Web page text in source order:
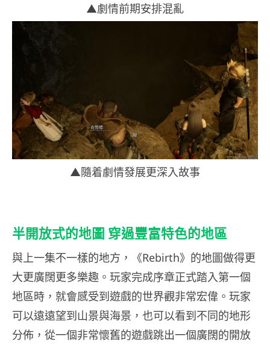
▲劇情前期安排混亂
▲隨着劇情發展更深入故事
半開放式的地圖 穿過豐富特色的地區
與上一集不一樣的地方，《Rebirth》的地圖做得更
大更廣闊更多樂趣。玩家完成序章正式踏入第一個
地區時，就會感受到遊戲的世界觀非常宏偉。玩家
可以遠遠望到山景與海景，也可以看到不同的地形
分佈，從一個非常懷舊的遊戲跳出一個廣闊的開放